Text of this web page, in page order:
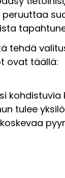
tehdä
ovat täällä:
tulee